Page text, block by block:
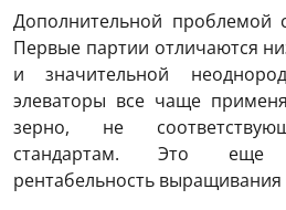
Дополнительной проблемой
Первые партии отличаются
и значительной
элеваторы все чаще
зерно, не
стандартам. Это еще
рентабельность выращивания